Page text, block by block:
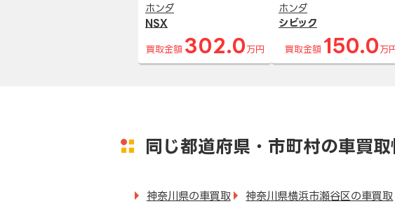
ホンダ
NSX
買取金額 302.0 万円
ホンダ
シビック
買取金額 150.0 万
同じ都道府県・市町村の車買
神奈川県の車買取 神奈川県横浜市瀬谷区の車買取